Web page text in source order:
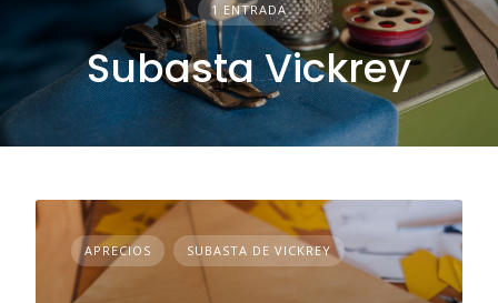
1 ENTRADA
Subasta Vickrey
APRECIOS SUBASTA DE VICKREY